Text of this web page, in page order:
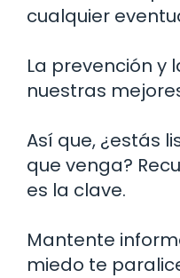
cualquier
La prevención y
nuestras
Así que, ¿estás
que venga?
es la clave.
Mantente
miedo te